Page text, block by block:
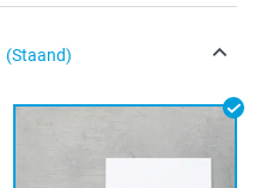
(Staand)